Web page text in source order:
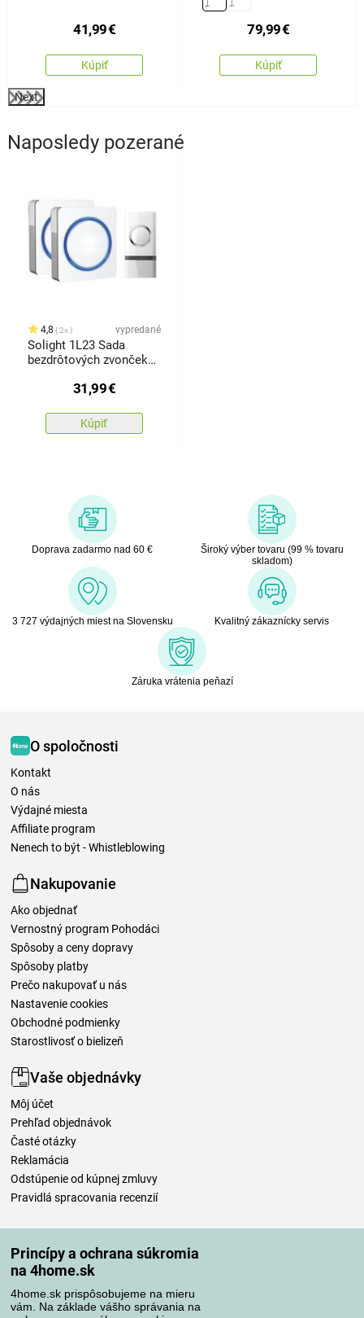
Princípy a ochrana súkromia
na 4home.sk
4home.sk prispôsobujeme na mieru
vám. Na základe vášho správania na
41,99€
Kúpiť
79,99€
Kúpiť
Next
Naposledy pozerané
4,8 2x vypredané
Solight 1L23 Sada
bezdrôtových zvončekov
31,99€
Kúpiť
Doprava zadarmo nad 60 €
Široký výber tovaru (99 % tovaru
skladom)
3 727 výdajných miest na Slovensku Kvalitný zákaznícky servis
Záruka vrátenia peňazí
O spoločnosti
Kontakt
O nás
Výdajné miesta
Affiliate program
Nenech to být - Whistleblowing
Nakupovanie
Ako objednať
Vernostný program Pohodáci
Spôsoby a ceny dopravy
Spôsoby platby
Prečo nakupovať u nás
Nastavenie cookies
Obchodné podmienky
Starostlivosť o bielizeň
Vaše objednávky
Môj účet
Prehľad objednávok
Časté otázky
Reklamácia
Odstúpenie od kúpnej zmluvy
Pravidlá spracovania recenzií
Spôsoby platby